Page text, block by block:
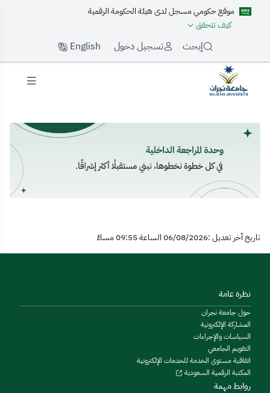
موقع حكومي مسجل لدى هيئة الحكومة الرقمية
كيف تتحقق
إبحث تسجيل دخول English
الرئيسية
تاريخ آخر تعديل :06/08/2026 الساعة 09:55 مساءً
نظرة عامة
حول جامعة نجران
المشاركة الإلكترونية
السياسات والإجراءات
التقويم الجامعي
اتفاقية مستوى الخدمة للخدمات الإلكترونية
المكتبة الرقمية السعودية
روابط مهمة